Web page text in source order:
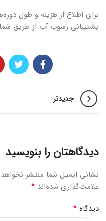
برای اطلاع از هزینه و طول
پشتیبانی رسوب آب از طریق شماره ۷۷۶۴۶۱۰۲-۰۲۱ تماس
جدیدتر
دیدگاهتان را بنویسید
نشانی ایمیل شما منتشر
علامت‌گذاری شده‌اند *
دیدگاه *